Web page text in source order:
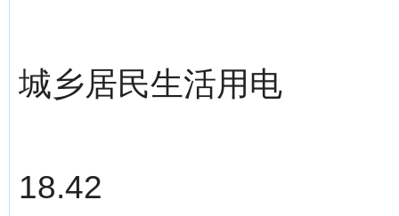
城乡居民生活用电
18.42